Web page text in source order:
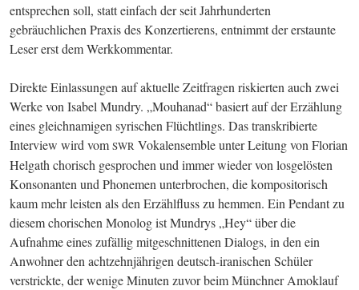
entsprechen soll, statt einfach der seit Jahrhunderten
gebräuchlichen Praxis des Konzertierens, entnimmt der erstaunte
Leser erst dem Werkkommentar.
Direkte Einlassungen auf aktuelle Zeitfragen riskierten auch zwei
Werke von Isabel Mundry. „Mouhanad“ basiert auf der Erzählung
eines gleichnamigen syrischen Flüchtlings. Das transkribierte
Interview wird vom SWR Vokalensemble unter Leitung von Florian
Helgath chorisch gesprochen und immer wieder von losgelösten
Konsonanten und Phonemen unterbrochen, die kompositorisch
kaum mehr leisten als den Erzählfluss zu hemmen. Ein Pendant zu
diesem chorischen Monolog ist Mundrys „Hey“ über die
Aufnahme eines zufällig mitgeschnittenen Dialogs, in den ein
Anwohner den achtzehnjährigen deutsch-iranischen Schü­ler
verstrickte, der wenige Minuten zuvor beim Münchner Amoklauf